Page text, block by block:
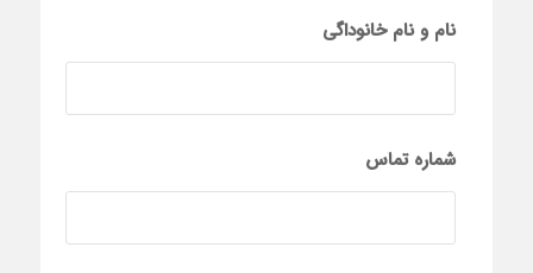
نام و نام خانوداگی
شماره تماس